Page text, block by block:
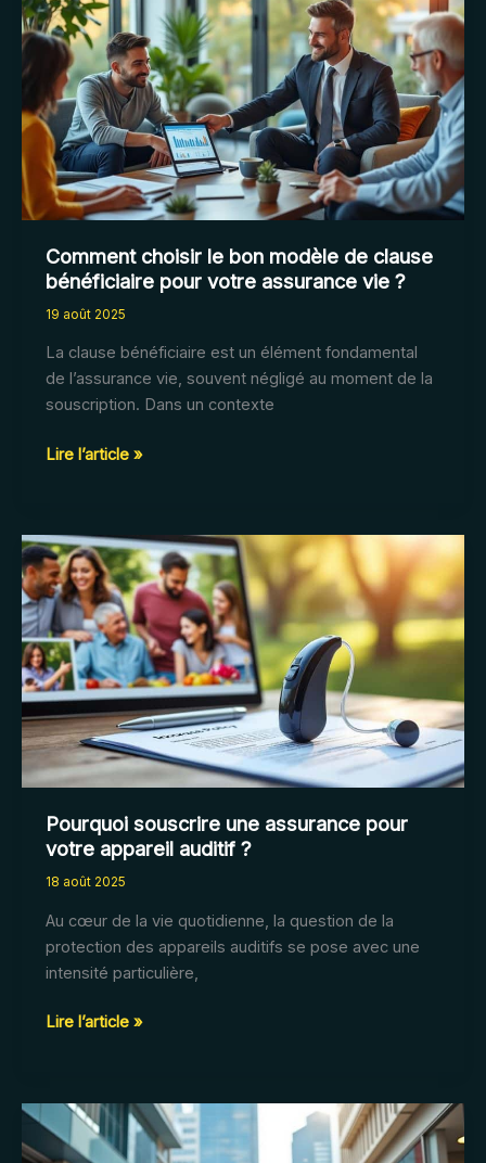
d’une
assurance
tracteur
pour
particulier
en
2025
?
Comment choisir le bon modèle de clause
bénéficiaire pour votre assurance vie ?
19 août 2025
La clause bénéficiaire est un élément fondamental
de l’assurance vie, souvent négligé au moment de la
souscription. Dans un contexte
Comment
bon
modèle
de
clause
bénéficiaire
pour
votre
assurance
vie
?
Lire l’article »
Pourquoi souscrire une assurance pour
votre appareil auditif ?
18 août 2025
Au cœur de la vie quotidienne, la question de la
protection des appareils auditifs se pose avec une
intensité particulière,
Pourquoi
assurance
pour
votre
Lire l’article »